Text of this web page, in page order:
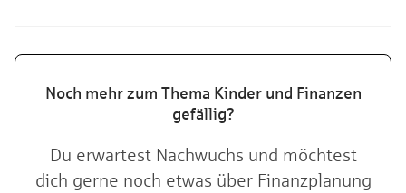
Noch mehr zum Thema Kinder und Finanzen
gefällig?
Du erwartest Nachwuchs und möchtest
dich gerne noch etwas über Finanzplanung